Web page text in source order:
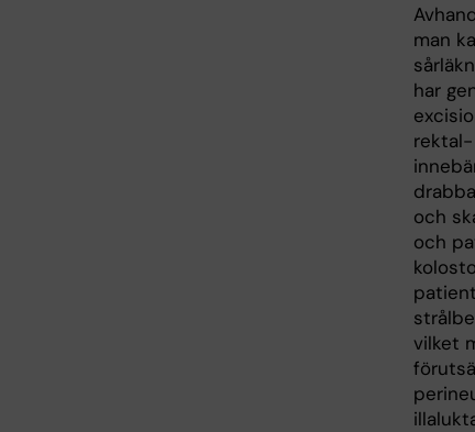
man
har
rektal-
och
och
vilket